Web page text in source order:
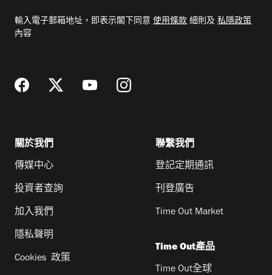
郵
輸入電子郵箱地址，即表示閣下同意 使用條款 細則及 私隱政策
內容
關於我們
傳媒中心
投資者查詢
加入我們
隱私聲明
Cookies 政策
聯繫我們
登記定期通訊
刊登廣告
Time Out Market
Time Out產品
Time Out全球